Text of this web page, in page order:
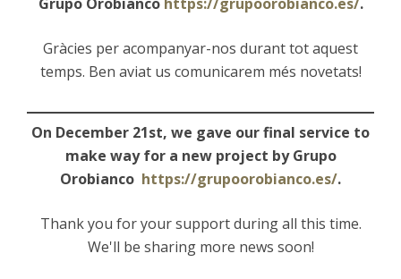
Contacto
Gràcies per acompanyar-nos durant tot aquest
temps. Ben aviat us comunicarem més novetats!
On December 21st, we gave our final service to
make way for a new project by Grupo
Orobianco https://grupoorobianco.es/.
Thank you for your support during all this time.
We'll be sharing more news soon!